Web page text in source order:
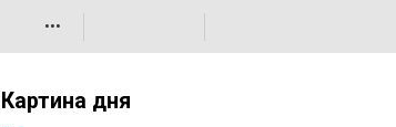
•••
Картина дня